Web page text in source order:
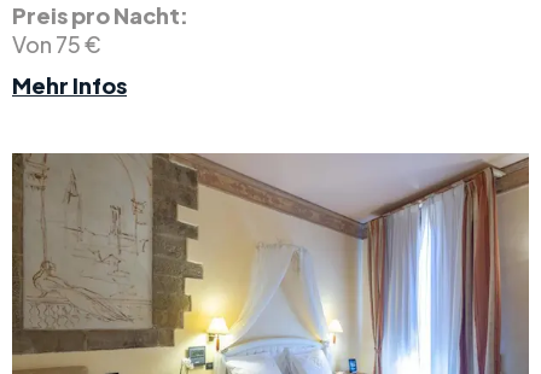
Preis pro Nacht:
Von 75 €
Mehr Infos